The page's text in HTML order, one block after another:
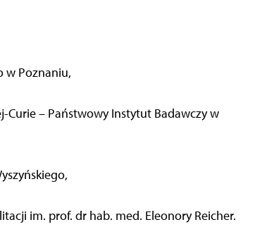
w Poznaniu,
Curie – Państwowy Instytut Badawczy w
im. prof. dr hab. med. Eleonory Reicher.